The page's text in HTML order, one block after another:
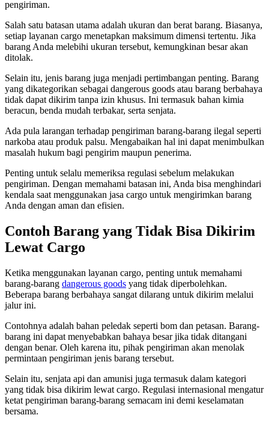
pengiriman.
Salah satu batasan utama adalah ukuran dan berat barang. Biasanya,
setiap layanan cargo menetapkan maksimum dimensi tertentu. Jika
barang Anda melebihi ukuran tersebut, kemungkinan besar akan
ditolak.
Selain itu, jenis barang juga menjadi pertimbangan penting. Barang
yang dikategorikan sebagai dangerous goods atau barang berbahaya
tidak dapat dikirim tanpa izin khusus. Ini termasuk bahan kimia
beracun, benda mudah terbakar, serta senjata.
Ada pula larangan terhadap pengiriman barang-barang ilegal seperti
narkoba atau produk palsu. Mengabaikan hal ini dapat menimbulkan
masalah hukum bagi pengirim maupun penerima.
Penting untuk selalu memeriksa regulasi sebelum melakukan
pengiriman. Dengan memahami batasan ini, Anda bisa menghindari
kendala saat menggunakan jasa cargo untuk mengirimkan barang
Anda dengan aman dan efisien.
Contoh Barang yang Tidak Bisa Dikirim
Lewat Cargo
Ketika menggunakan layanan cargo, penting untuk memahami
barang-barang dangerous goods yang tidak diperbolehkan.
Beberapa barang berbahaya sangat dilarang untuk dikirim melalui
jalur ini.
Contohnya adalah bahan peledak seperti bom dan petasan. Barang-
barang ini dapat menyebabkan bahaya besar jika tidak ditangani
dengan benar. Oleh karena itu, pihak pengiriman akan menolak
permintaan pengiriman jenis barang tersebut.
Selain itu, senjata api dan amunisi juga termasuk dalam kategori
yang tidak bisa dikirim lewat cargo. Regulasi internasional mengatur
ketat pengiriman barang-barang semacam ini demi keselamatan
bersama.